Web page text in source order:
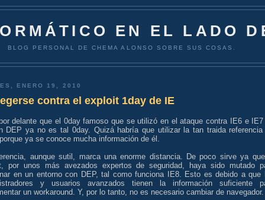
EN EL LADO
BLOG PERSONAL DE CHEMA ALONSO SOBRE SUS COSAS.
ENERO 19, 2010
contra el exploit 1day de IE
delante que el 0day famoso que se utilizó en el ataque contra IE6 e IE7
DEP ya no es tal 0day. Quizá habría que utilizar la tan traida referencia
ya se conoce mucha información de él.
aunque sutil, marca una enorme distancia. De poco sirve ya
por unos más avezados expertos de seguridad, haya sido mutado
en un entorno con DEP, tal como funciona IE8. Esto es debido a que
y usuarios avanzados tienen la información suficiente
un workaround. Y, por lo tanto, no es necesario cambiar de navegador.